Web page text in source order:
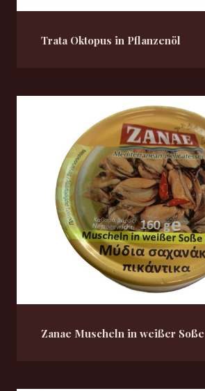
Trata Oktopus in Pflanzenöl
Zanae Muscheln in weißer Soße